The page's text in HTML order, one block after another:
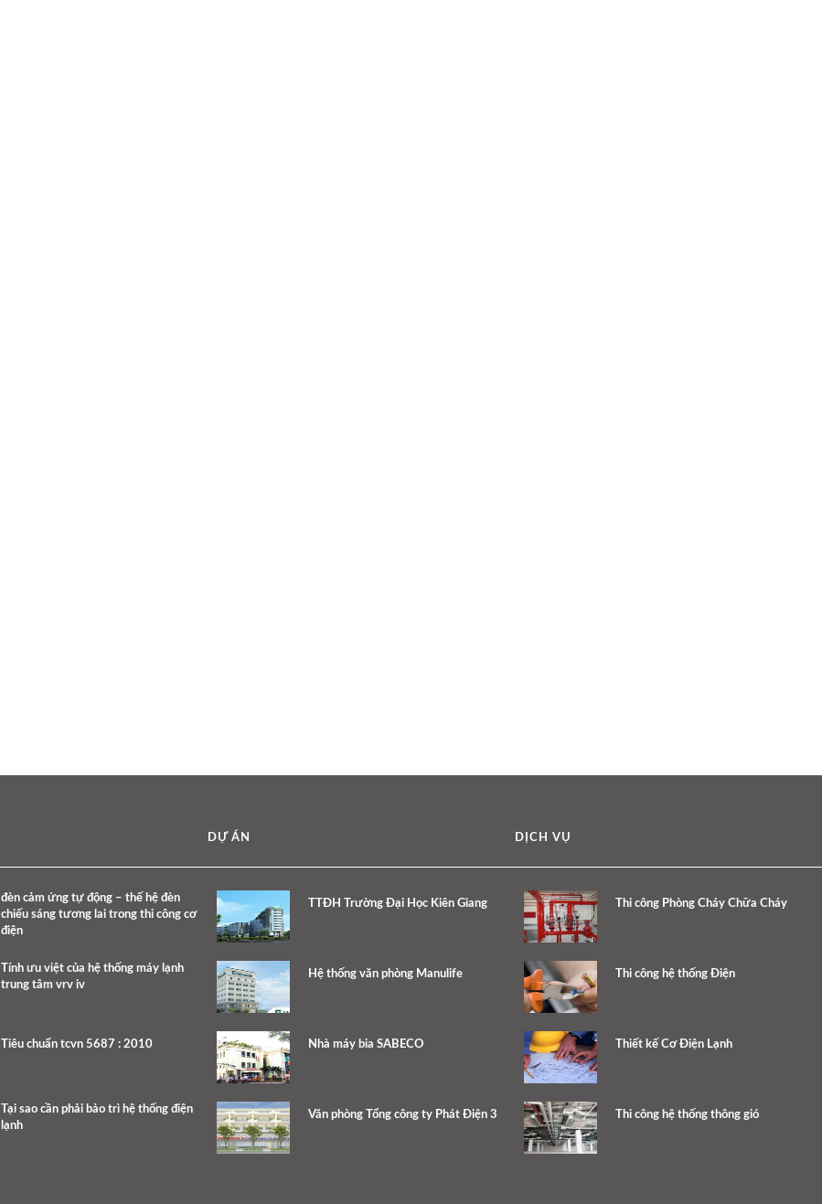
đèn cảm ứng tự động – thế hệ đèn
chiếu sáng tương lai trong thi công cơ
điện
Tính ưu việt của hệ thống máy lạnh
trung tâm vrv iv
Tiêu chuẩn tcvn 5687 : 2010
Tại sao cần phải bảo trì hệ thống điện
lạnh
DỰ ÁN
TTĐH Trường Đại Học Kiên Giang
Hệ thống văn phòng Manulife
Nhà máy bia SABECO
Văn phòng Tổng công ty Phát Điện 3
DỊCH VỤ
Thi công Phòng Cháy Chữa Cháy
Thi công hệ thống Điện
Thiết kế Cơ Điện Lạnh
Thi công hệ thống thông gió